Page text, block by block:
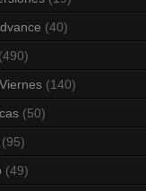
(40)
(490)
(140)
(50)
(95)
(49)